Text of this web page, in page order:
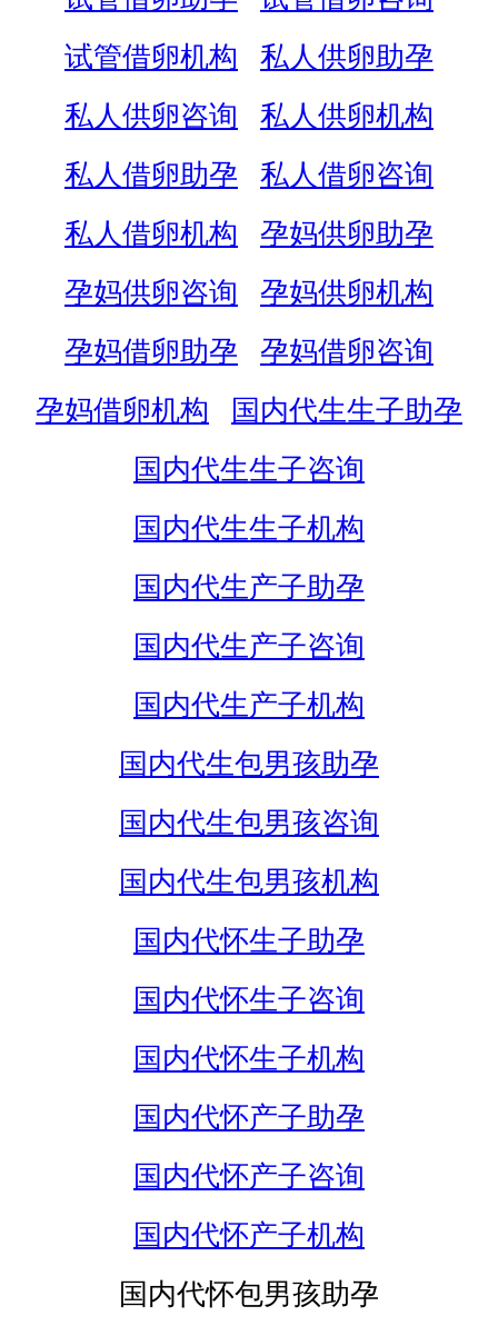
试管借卵机构
私人供卵助孕
私人供卵咨询
私人供卵机构
私人借卵助孕
私人借卵咨询
私人借卵机构
孕妈供卵助孕
孕妈供卵咨询
孕妈供卵机构
孕妈借卵助孕
孕妈借卵咨询
孕妈借卵机构
国内代生生子助孕
国内代生生子咨询
国内代生生子机构
国内代生产子助孕
国内代生产子咨询
国内代生产子机构
国内代生包男孩助孕
国内代生包男孩咨询
国内代生包男孩机构
国内代怀生子助孕
国内代怀生子咨询
国内代怀生子机构
国内代怀产子助孕
国内代怀产子咨询
国内代怀产子机构
国内代怀包男孩助孕